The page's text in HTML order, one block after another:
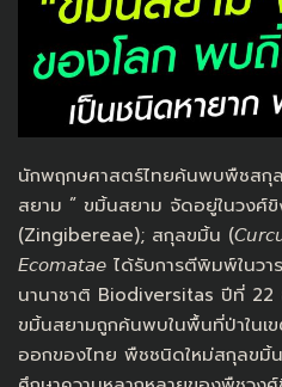
นักพฤกษศาสตร์ไทยค้นพบพืชสกุ
สยาม ” ขมิ้นสยาม จัดอยู่ในวงศ์
(Zingibereae); สกุลขมิ้น
𝘌𝘤𝘰𝘮𝘢𝘵𝘢𝘦 ได้รับการตีพิมพ์ในวา
นานาชาติ Biodiversitas ปีที่
ขมิ้นสยามถูกค้นพบในพื้นที่ป่าในเข
ออกของไทย พืชชนิดใหม่สกุลขมิ้น